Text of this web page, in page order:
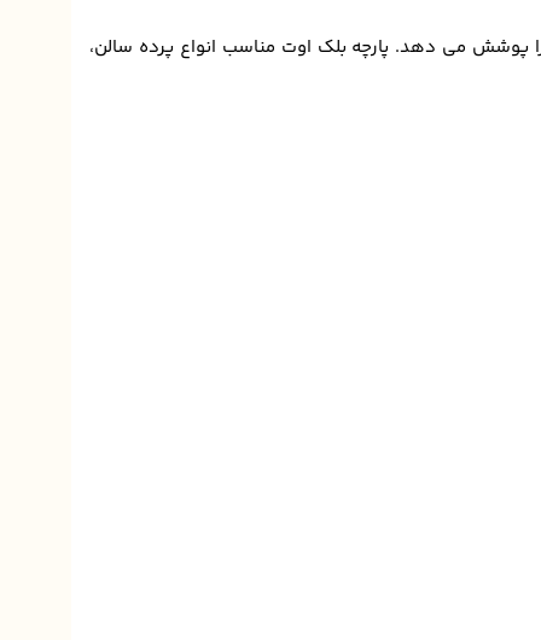
می دهد. پارچه بلک اوت مناسب انواع پرده سالن،